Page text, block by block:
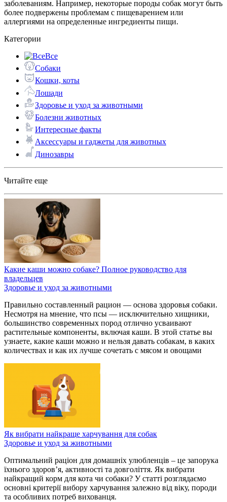
заболеваниям. Например, некоторые породы собак могут быть
более подвержены проблемам с пищеварением или
аллергиями на определенные ингредиенты пищи.
Категории
Все
Собаки
Кошки, коты
Лошади
Здоровье и уход за животными
Болезни животных
Интересные факты
Аксессуары и гаджеты для животных
Динозавры
Читайте еще
Какие каши можно собаке? Полное руководство для
владельцев
Здоровье и уход за животными
Правильно составленный рацион — основа здоровья собаки.
Несмотря на мнение, что псы — исключительно хищники,
большинство современных пород отлично усваивают
растительные компоненты, включая каши. В этой статье вы
узнаете, какие каши можно и нельзя давать собакам, в каких
количествах и как их лучше сочетать с мясом и овощами
Як вибрати найкраще харчування для собак
Здоровье и уход за животными
Оптимальний раціон для домашніх улюбленців – це запорука
їхнього здоров’я, активності та довголіття. Як вибрати
найкращий корм для кота чи собаки? У статті розглядаємо
основні критерії вибору харчування залежно від віку, породи
та особливих потреб вихованця.